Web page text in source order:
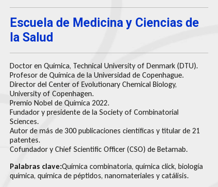
Escuela de Medicina y Ciencias de
la Salud
Doctor en Química, Technical University of Denmark (DTU).
Profesor de Química de la Universidad de Copenhague.
Director del Center of Evolutionary Chemical Biology,
University of Copenhagen.
Premio Nobel de Química 2022.
Fundador y presidente de la Society of Combinatorial
Sciences.
Autor de más de 300 publicaciones científicas y titular de 21
patentes.
Cofundador y Chief Scientific Officer (CSO) de Betamab.
Palabras clave:Química combinatoria, química click, biología
química, química de péptidos, nanomateriales y catálisis.